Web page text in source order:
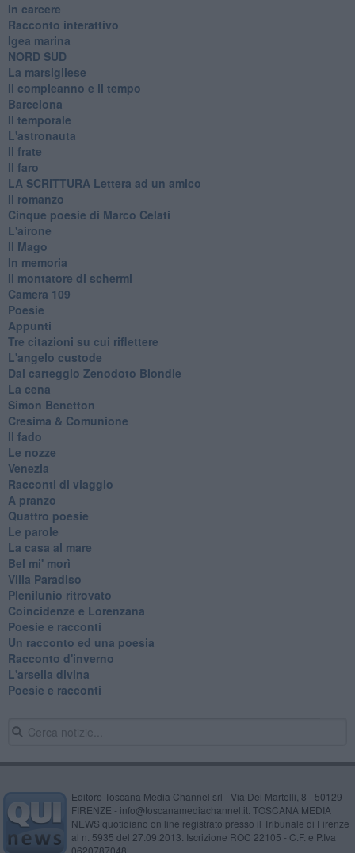
In carcere
Racconto interattivo
Igea marina
​NORD SUD
La marsigliese
Il compleanno e il tempo
Barcelona
Il temporale
L'astronauta
Il frate
Il faro
​LA SCRITTURA Lettera ad un amico
Il romanzo
Cinque poesie di Marco Celati
L'airone
Il Mago
In memoria
Il montatore di schermi
Camera 109
Poesie
Appunti
Tre citazioni su cui riflettere
L'angelo custode
Dal carteggio Zenodoto Blondie
La cena
Simon Benetton
Cresima & Comunione
Il fado
Le nozze
Venezia
Racconti di viaggio
A pranzo
Quattro poesie
Le parole
La casa al mare
Bel mi' morì
Villa Paradiso
Plenilunio ritrovato
Coincidenze e Lorenzana
Poesie e racconti
Un racconto ed una poesia
Racconto d'inverno
​L'arsella divina
Poesie e racconti
Editore Toscana Media Channel srl - Via Dei Martelli, 8 - 50129
FIRENZE - info@toscanamediachannel.it. TOSCANA MEDIA
NEWS quotidiano on line registrato presso il Tribunale di Firenze
al n. 5935 del 27.09.2013. Iscrizione ROC 22105 - C.F. e P.Iva
0620787048